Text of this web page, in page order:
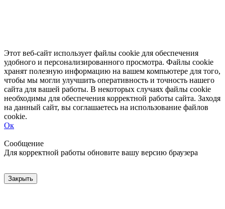
Этот веб-сайт использует файлы cookie для обеспечения
удобного и персонализированного просмотра. Файлы cookie
хранят полезную информацию на вашем компьютере для того,
чтобы мы могли улучшить оперативность и точность нашего
сайта для вашей работы. В некоторых случаях файлы cookie
необходимы для обеспечения корректной работы сайта. Заходя
на данный сайт, вы соглашаетесь на использование файлов
cookie.
Ок
Сообщение
Для корректной работы обновите вашу версию браузера
Закрыть